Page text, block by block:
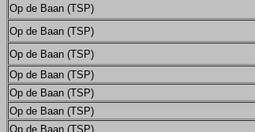
Op de Baan (TSP)
Op de Baan (TSP)
Op de Baan (TSP)
Op de Baan (TSP)
Op de Baan (TSP)
Op de Baan (TSP)
Op de Baan (TSP)